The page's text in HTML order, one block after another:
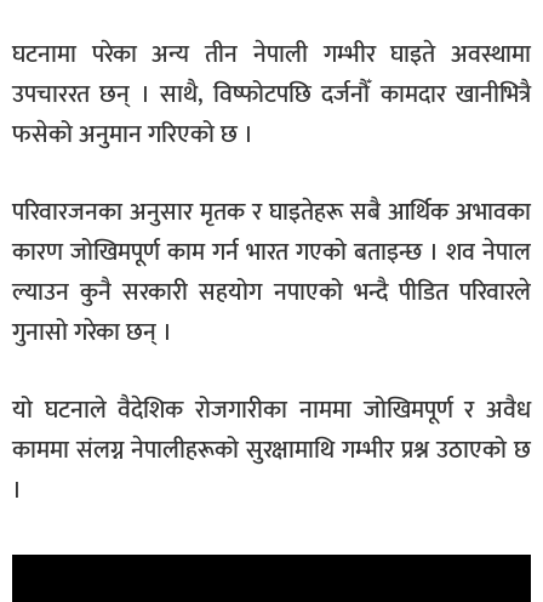
घटनामा परेका अन्य तीन नेपाली गम्भीर घाइते अवस्थामा
उपचाररत छन् । साथै, विष्फोटपछि दर्जनौँ कामदार खानीभित्रै
फसेको अनुमान गरिएको छ ।
परिवारजनका अनुसार मृतक र घाइतेहरू सबै आर्थिक अभावका
कारण जोखिमपूर्ण काम गर्न भारत गएको बताइन्छ । शव नेपाल
ल्याउन कुनै सरकारी सहयोग नपाएको भन्दै पीडित परिवारले
गुनासो गरेका छन् ।
यो घटनाले वैदेशिक रोजगारीका नाममा जोखिमपूर्ण र अवैध
काममा संलग्न नेपालीहरूको सुरक्षामाथि गम्भीर प्रश्न उठाएको छ
।